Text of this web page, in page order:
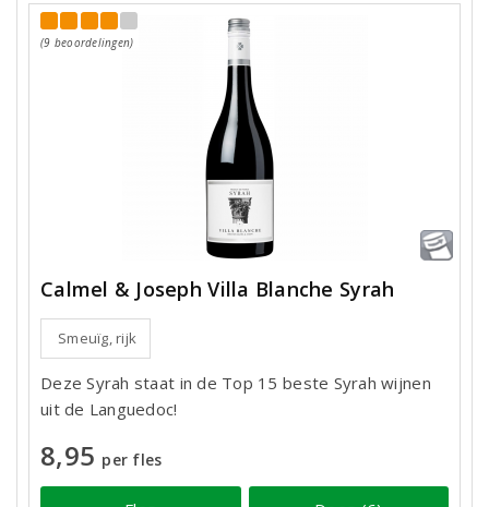
(9 beoordelingen)
Calmel & Joseph Villa Blanche Syrah
Smeuïg, rijk
Deze Syrah staat in de Top 15 beste Syrah wijnen
uit de Languedoc!
8,95 per fles